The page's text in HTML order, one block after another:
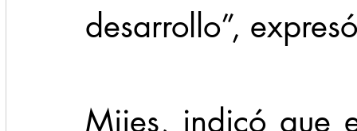
desarrollo”,
Mijes, indicó que